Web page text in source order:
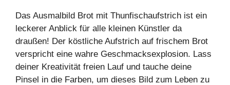
Das Ausmalbild Brot mit Thunfischaufstrich ist ein
leckerer Anblick für alle kleinen Künstler da
draußen! Der köstliche Aufstrich auf frischem Brot
verspricht eine wahre Geschmacksexplosion. Lass
deiner Kreativität freien Lauf und tauche deine
Pinsel in die Farben, um dieses Bild zum Leben zu